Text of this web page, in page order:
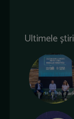
Ultimele știri